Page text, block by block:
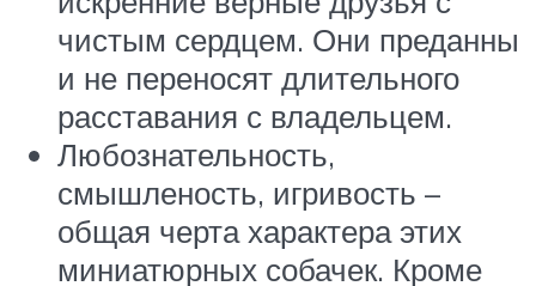
чистым сердцем. Они преданны
и не переносят длительного
расставания с владельцем.
Любознательность,
смышленость, игривость –
общая черта характера этих
миниатюрных собачек. Кроме